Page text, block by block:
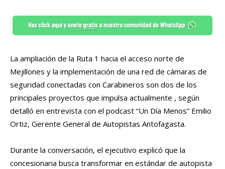
La ampliación de la Ruta 1 hacia el acceso norte de
Mejillones y la implementación de una red de cámaras de
seguridad conectadas con Carabineros son dos de los
principales proyectos que impulsa actualmente , según
detalló en entrevista con el podcast “Un Día Menos” Emilio
Ortiz, Gerente General de Autopistas Antofagasta.
Durante la conversación, el ejecutivo explicó que la
concesionaria busca transformar en estándar de autopista